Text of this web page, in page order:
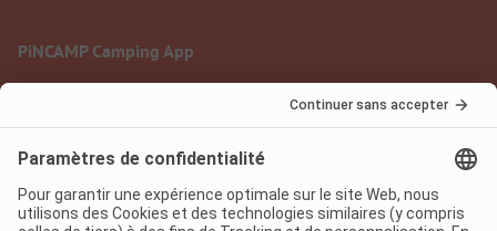
PiNCAMP Camping App